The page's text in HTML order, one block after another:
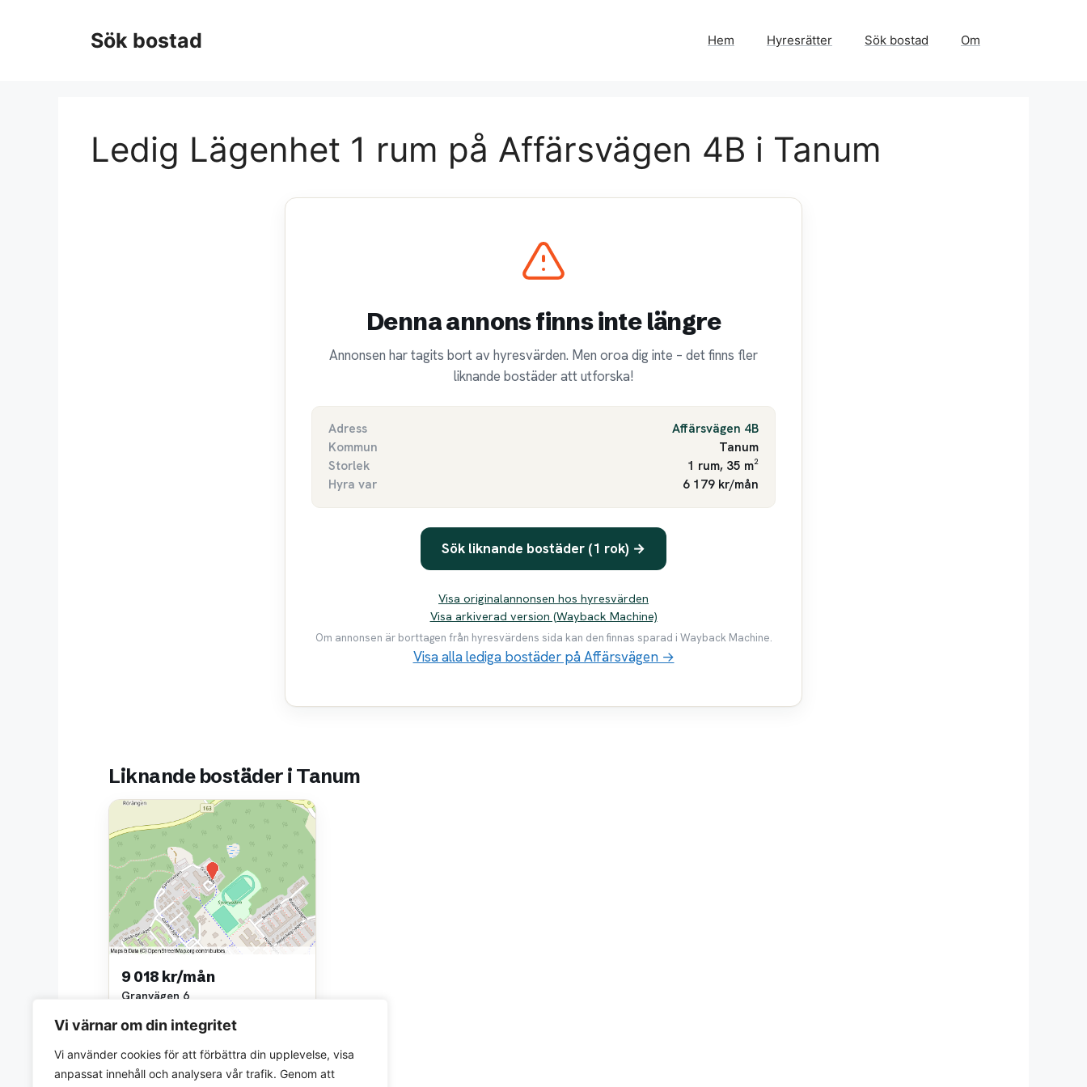
Vi värnar om din integritet
Vi använder cookies för att förbättra din upplevelse, visa
anpassat innehåll och analysera vår trafik. Genom att
Sök bostad Hem Hyresrätter Sök bostad Om
Ledig Lägenhet 1 rum på Affärsvägen 4B i Tanum
Denna annons finns inte längre
Annonsen har tagits bort av hyresvärden. Men oroa dig inte – det finns fler
liknande bostäder att utforska!
Adress
Affärsvägen 4B
Kommun
Tanum
Storlek
1 rum, 35 m²
Hyra var
6 179 kr/mån
Sök liknande bostäder (1 rok) →
Visa originalannonsen hos hyresvärden
Visa arkiverad version (Wayback Machine)
Om annonsen är borttagen från hyresvärdens sida kan den finnas sparad i Wayback Machine.
Visa alla lediga bostäder på Affärsvägen →
Liknande bostäder i Tanum
9 018 kr/mån
Granvägen 6
Tanums Bostäder AB